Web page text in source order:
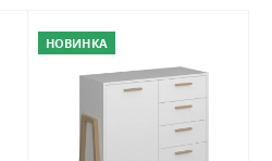
НОВИНКА